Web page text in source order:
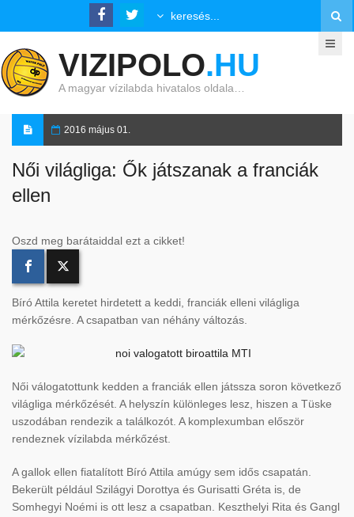
VIZIPOLO.HU
A magyar vízilabda hivatalos oldala…
2016 május 01.
Női világliga: Ők játszanak a franciák
ellen
Oszd meg barátaiddal ezt a cikket!
Bíró Attila keretet hirdetett a keddi, franciák elleni világliga
mérkőzésre. A csapatban van néhány változás.
Női válogatottunk kedden a franciák ellen játssza soron következő
világliga mérkőzését. A helyszín különleges lesz, hiszen a Tüske
uszodában rendezik a találkozót. A komplexumban először
rendeznek vízilabda mérkőzést.
A gallok ellen fiatalított Bíró Attila amúgy sem idős csapatán.
Bekerült például Szilágyi Dorottya és Gurisatti Gréta is, de
Somhegyi Noémi is ott lesz a csapatban. Keszthelyi Rita és Gangl